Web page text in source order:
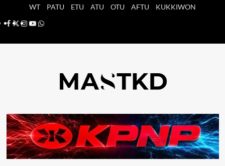
WT PATU ETU ATU OTU AFTU
KUKKIWON
Facebook
X Instagram
YouTube
Whatsapp